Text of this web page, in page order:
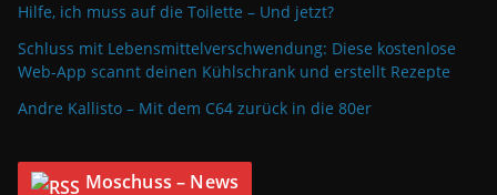
Hilfe, ich muss auf die Toilette – Und jetzt?
Schluss mit Lebensmittelverschwendung: Diese kostenlose
Web-App scannt deinen Kühlschrank und erstellt Rezepte
Andre Kallisto – Mit dem C64 zurück in die 80er
Moschuss – News